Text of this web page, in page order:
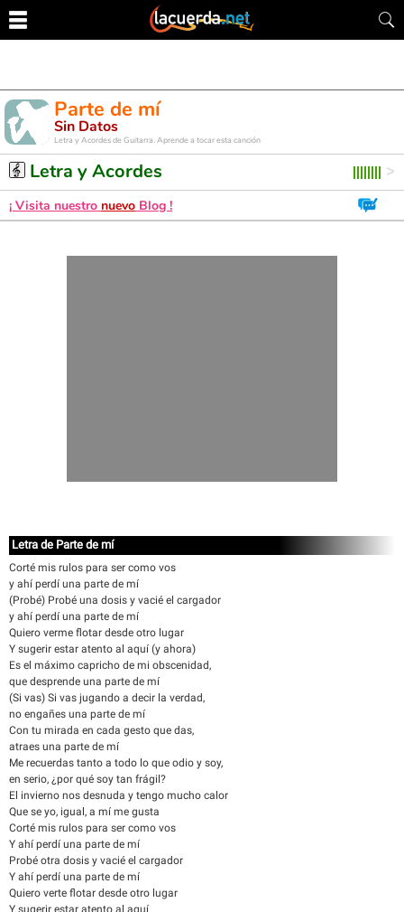
Parte de mí
Sin Datos
Letra y Acordes de Guitarra. Aprende a tocar esta canción
Letra y Acordes
¡ Visita nuestro nuevo Blog !
Letra de Parte de mí
Corté mis rulos para ser como vos
y ahí perdí una parte de mí
(Probé) Probé una dosis y vacié el cargador
y ahí perdí una parte de mí
Quiero verme flotar desde otro lugar
Y sugerir estar atento al aquí (y ahora)
Es el máximo capricho de mi obscenidad,
que desprende una parte de mí
(Si vas) Si vas jugando a decir la verdad,
no engañes una parte de mí
Con tu mirada en cada gesto que das,
atraes una parte de mí
Me recuerdas tanto a todo lo que odio y soy,
en serio, ¿por qué soy tan frágil?
El invierno nos desnuda y tengo mucho calor
Que se yo, igual, a mí me gusta
Corté mis rulos para ser como vos
Y ahí perdí una parte de mí
Probé otra dosis y vacié el cargador
Y ahí perdí una parte de mí
Quiero verte flotar desde otro lugar
Y sugerir estar atento al aquí